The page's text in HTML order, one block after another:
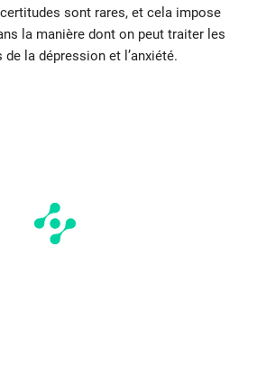
sont rares, et cela impose
la manière dont on peut traiter les
la dépression et l’anxiété.